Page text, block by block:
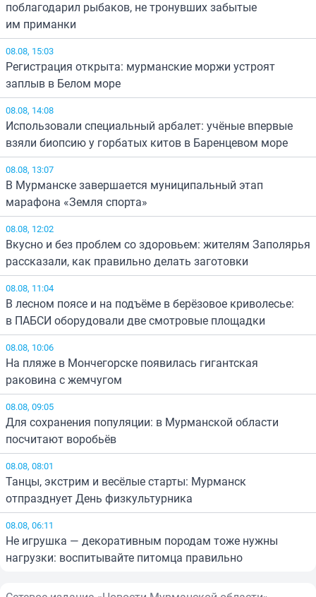
поблагодарил рыбаков, не тронувших забытые
им приманки
08.08, 15:03
Регистрация открыта: мурманские моржи устроят
заплыв в Белом море
08.08, 14:08
Использовали специальный арбалет: учёные впервые
взяли биопсию у горбатых китов в Баренцевом море
08.08, 13:07
В Мурманске завершается муниципальный этап
марафона «Земля спорта»
08.08, 12:02
Вкусно и без проблем со здоровьем: жителям Заполярья
рассказали, как правильно делать заготовки
08.08, 11:04
В лесном поясе и на подъёме в берёзовое криволесье:
в ПАБСИ оборудовали две смотровые площадки
08.08, 10:06
На пляже в Мончегорске появилась гигантская
раковина с жемчугом
08.08, 09:05
Для сохранения популяции: в Мурманской области
посчитают воробьёв
08.08, 08:01
Танцы, экстрим и весёлые старты: Мурманск
отпразднует День физкультурника
08.08, 06:11
Не игрушка — декоративным породам тоже нужны
нагрузки: воспитывайте питомца правильно